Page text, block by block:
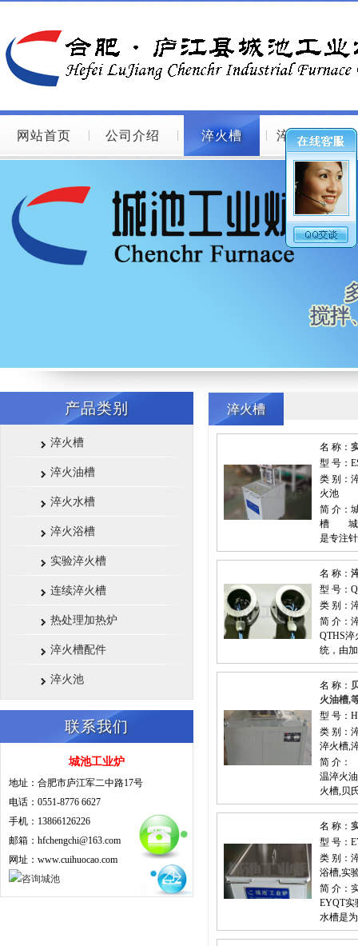
网站首页 公司介绍 淬火槽 淬火槽图片
产品类别
淬火槽
淬火油槽
淬火水槽
淬火浴槽
实验淬火槽
连续淬火槽
热处理加热炉
淬火槽配件
淬火池
联系我们
城池工业炉
地址：合肥市庐江军二中路17号
电话：0551-8776 6627
手机：13866126226
邮箱：hfchengchi@163.com
网址：www.cuihuocao.com
淬火槽
名 称：
型 号：
类 别：
火池
简 介：
槽 城池
是专注
名 称：
型 号：
类 别：
简 介：
QTHS淬
统，由
名 称：
火油槽,
型 号：
类 别：
淬火槽,
简 介：
温淬火
火槽,贝
名 称：
型 号：
类 别：
浴槽,实
简 介：
EYQT实
水槽是